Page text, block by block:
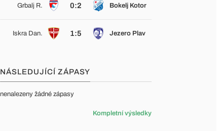
Grbalj R. 0:2 Bokelj Kotor
Iskra Dan. 1:5 Jezero Plav
NÁSLEDUJÍCÍ ZÁPASY
nenalezeny žádné zápasy
Kompletní výsledky